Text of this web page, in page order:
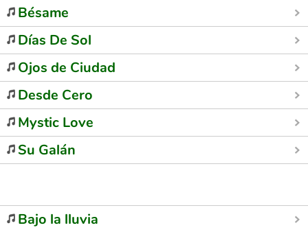
Bésame
Días De Sol
Ojos de Ciudad
Desde Cero
Mystic Love
Su Galán
Bajo la lluvia